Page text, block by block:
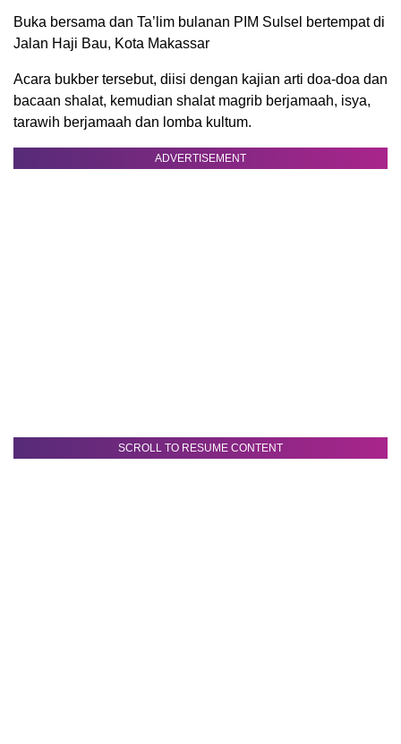
Buka bersama dan Ta’lim bulanan PIM Sulsel bertempat di
Jalan Haji Bau, Kota Makassar
Acara bukber tersebut, diisi dengan kajian arti doa-doa dan
bacaan shalat, kemudian shalat magrib berjamaah, isya,
tarawih berjamaah dan lomba kultum.
ADVERTISEMENT
SCROLL TO RESUME CONTENT